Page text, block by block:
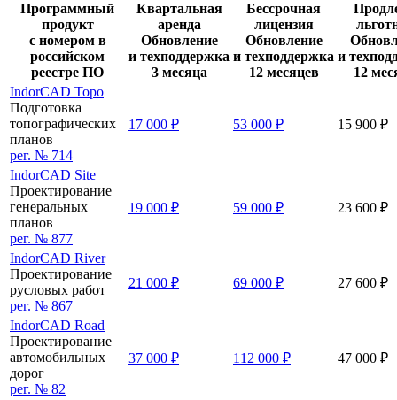
Программный
продукт
с номером в
российском
реестре ПО
Квартальная
аренда
Обновление
и техподдержка
3 месяца
Бессрочная
лицензия
Обновление
и техподдержка
12 месяцев
и
12
IndorCAD Topo
Подготовка
топографических
планов
рег. № 714
17 000 ₽ 53 000 ₽ 15 900 ₽
IndorCAD Site
Проектирование
генеральных
планов
рег. № 877
19 000 ₽ 59 000 ₽ 23 600 ₽
IndorCAD River
Проектирование
русловых работ
рег. № 867
21 000 ₽ 69 000 ₽ 27 600 ₽
IndorCAD Road
Проектирование
автомобильных
дорог
рег. № 82
37 000 ₽ 112 000 ₽ 47 000 ₽